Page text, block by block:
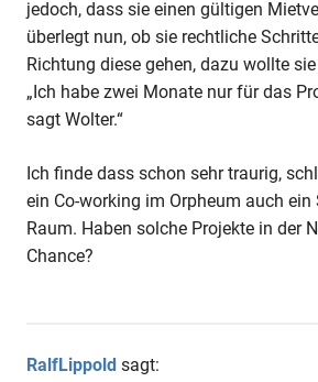
jedoch, dass sie einen gültigen
überlegt nun, ob sie rechtliche
Richtung diese gehen, dazu wollte
„Ich habe zwei Monate nur für das
sagt Wolter.“
Ich finde dass schon sehr traurig,
ein Co-working im Orpheum auch
Raum. Haben solche Projekte in der
Chance?
RalfLippold sagt: